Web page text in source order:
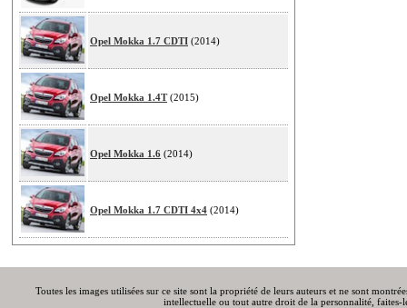
Opel Mokka 1.7 CDTI (2014)
Opel Mokka 1.4T(2015)
Opel Mokka 1.6 (2014)
Opel Mokka 1.7 CDTI 4x4 (2014)
Toutes les images utilisées sur ce site sont la propriété de leurs auteurs et ne sont
intellectuelle ou tout autre droit de la personnalité,